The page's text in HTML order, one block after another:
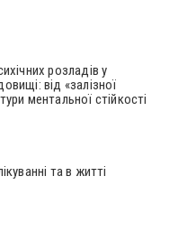
розладів у
від «залізної
ментальної стійкості
та в житті